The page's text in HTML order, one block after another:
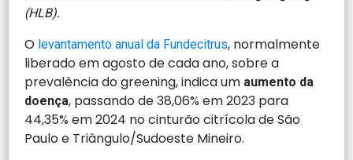
(HLB).
O levantamento anual da Fundecitrus, normalmente
liberado em agosto de cada ano, sobre a
prevalência do greening, indica um aumento da
doença, passando de 38,06% em 2023 para
44,35% em 2024 no cinturão citrícola de São
Paulo e Triângulo/Sudoeste Mineiro.